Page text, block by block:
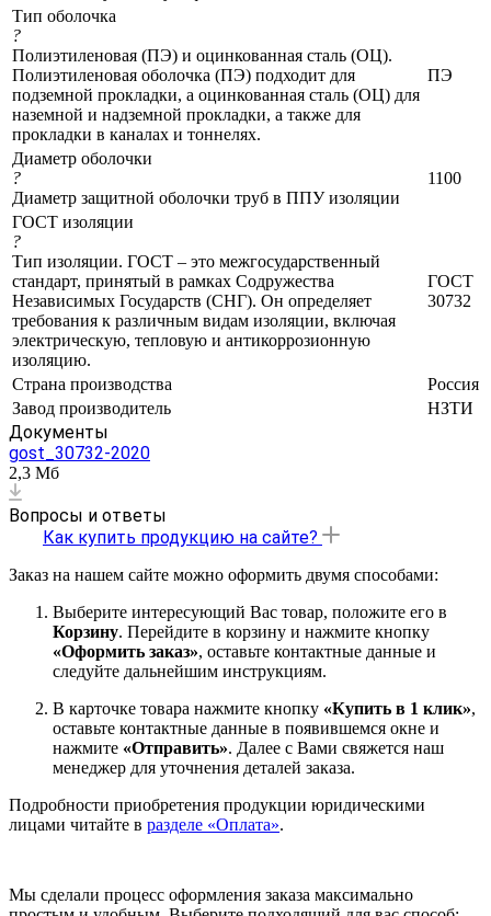
Тип оболочка
?
Полиэтиленовая (ПЭ) и оцинкованная сталь (ОЦ).
Полиэтиленовая оболочка (ПЭ) подходит для
подземной прокладки, а оцинкованная сталь (ОЦ) для
наземной и надземной прокладки, а также для
прокладки в каналах и тоннелях.
ПЭ
Диаметр оболочки
?
Диаметр защитной оболочки труб в ППУ изоляции
1100
ГОСТ изоляции
?
Тип изоляции. ГОСТ – это межгосударственный
стандарт, принятый в рамках Содружества
Независимых Государств (СНГ). Он определяет
требования к различным видам изоляции, включая
электрическую, тепловую и антикоррозионную
изоляцию.
ГОСТ
30732
Страна производства
Россия
Завод производитель
НЗТИ
Документы
gost_30732-2020
2,3 Мб
Вопросы и ответы
Как купить продукцию на сайте?
Заказ на нашем сайте можно оформить двумя способами:
Выберите интересующий Вас товар, положите его в
Корзину. Перейдите в корзину и нажмите кнопку
«Оформить заказ», оставьте контактные данные и
следуйте дальнейшим инструкциям.
В карточке товара нажмите кнопку «Купить в 1 клик»,
оставьте контактные данные в появившемся окне и
нажмите «Отправить». Далее с Вами свяжется наш
менеджер для уточнения деталей заказа.
Подробности приобретения продукции юридическими
лицами читайте в разделе «Оплата».
Мы сделали процесс оформления заказа максимально